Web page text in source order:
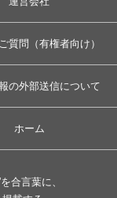
質問（有権者向け）
の外部送信について
ホーム
合言葉に、